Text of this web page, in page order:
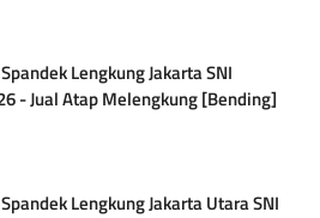
Lengkung Jakarta SNI
- Jual Atap Melengkung [Bending]
Lengkung Jakarta Utara SNI